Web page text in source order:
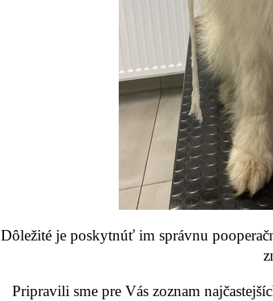
Dôležité je poskytnúť im správnu
Pripravili sme pre Vás zoznam